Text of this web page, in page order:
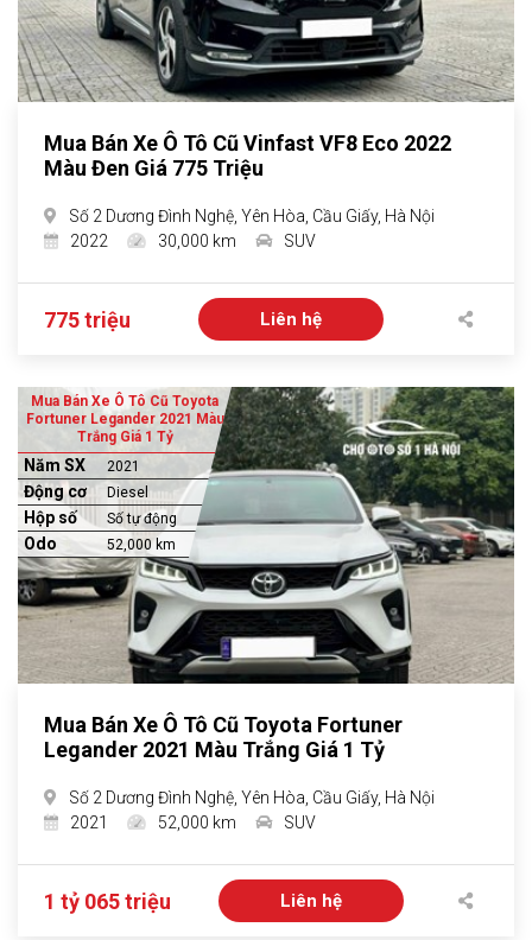
Mua Bán Xe Ô Tô Cũ Vinfast VF8 Eco 2022
Màu Đen Giá 775 Triệu
Số 2 Dương Đình Nghệ, Yên Hòa, Cầu Giấy, Hà Nội
2022
30,000 km SUV
775 triệu Liên hệ
Mua Bán Xe Ô Tô Cũ Toyota
Fortuner Legander 2021 Màu
Trắng Giá 1 Tỷ
Năm SX 2021
Động cơ Diesel
Hộp số Số tự động
Odo 52,000 km
Mua Bán Xe Ô Tô Cũ Toyota Fortuner
Legander 2021 Màu Trắng Giá 1 Tỷ
Số 2 Dương Đình Nghệ, Yên Hòa, Cầu Giấy, Hà Nội
2021
52,000 km SUV
1 tỷ 065 triệu Liên hệ